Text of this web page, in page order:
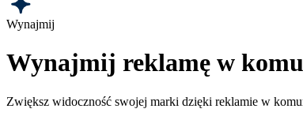
Wynajmij
Wynajmij reklamę w
Zwiększ widoczność swojej marki dzięki reklamie w